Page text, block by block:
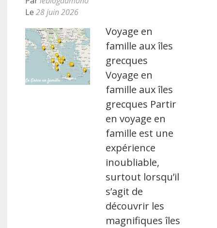
Le 28 juin 2026
Voyage en
famille aux îles
grecques
Voyage en
famille aux îles
grecques Partir
en voyage en
famille est une
expérience
inoubliable,
surtout lorsqu’il
s’agit de
découvrir les
magnifiques îles